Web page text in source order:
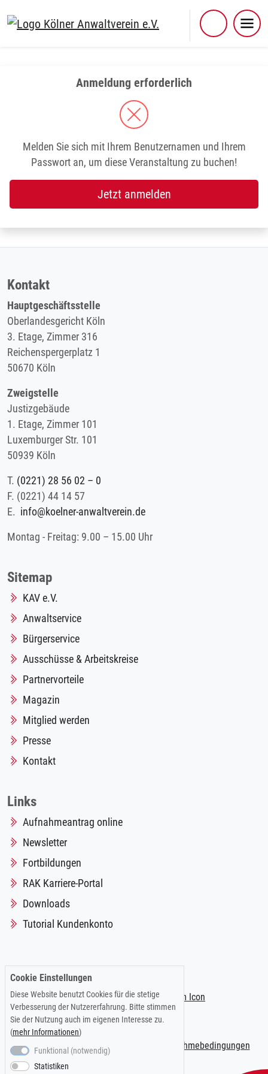
Anmeldung erforderlich
Melden Sie sich mit Ihrem Benutzernamen und Ihrem
Passwort an, um diese Veranstaltung zu buchen!
Jetzt anmelden
Kontakt
Hauptgeschäftsstelle
Oberlandesgericht Köln
3. Etage, Zimmer 316
Reichenspergerplatz 1
50670 Köln
Zweigstelle
Justizgebäude
1. Etage, Zimmer 101
Luxemburger Str. 101
50939 Köln
T. (0221) 28 56 02 – 0
F. (0221) 44 14 57
E. info@koelner-anwaltverein.de
Montag - Freitag: 9.00 – 15.00 Uhr
Sitemap
KAV e.V.
Anwaltservice
Bürgerservice
Ausschüsse & Arbeitskreise
Partnervorteile
Magazin
Mitglied werden
Presse
Kontakt
Links
Aufnahmeantrag online
Newsletter
Fortbildungen
RAK Karriere-Portal
Downloads
Tutorial Kundenkonto
Impressum |Datenschutzerklärung Teilnahmebedingungen
Cookie Einstellungen
Diese Website benutzt Cookies für die stetige
Verbesserung der Nutzererfahrung. Bitte stimmen
Sie der Nutzung auch im eigenen Interesse zu.
(mehr Informationen)
Funktional (notwendig)
Statistiken